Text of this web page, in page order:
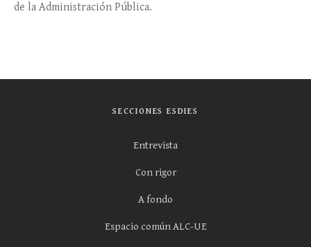
de la Administración Pública.
SECCIONES ESDIES
Entrevista
Con rigor
A fondo
Espacio común ALC-UE